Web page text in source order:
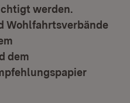
werden.
Wohlfahrtsverbände
dem